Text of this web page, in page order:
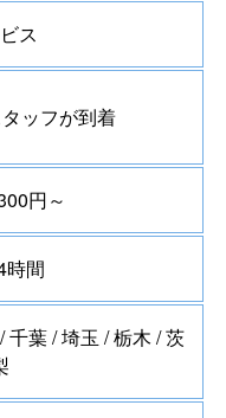
ス
ッフが到着
円～
時間
千葉 / 埼玉 / 栃木 / 茨